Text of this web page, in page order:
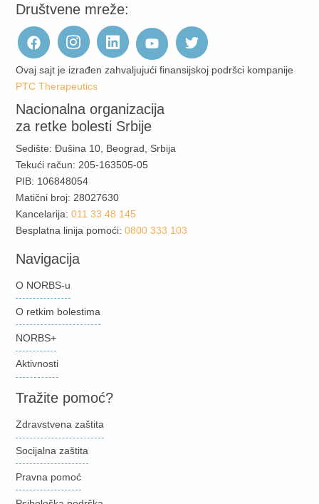
Društvene mreže:
Ovaj sajt je izrađen zahvaljujući finansijskoj podršci kompanije
PTC Therapeutics
Nacionalna organizacija
za retke bolesti Srbije
Sedište: Đušina 10, Beograd, Srbija
Tekući račun: 205-163505-05
PIB: 106848054
Matični broj: 28027630
Kancelarija: 011 33 48 145
Besplatna linija pomoći: 0800 333 103
Navigacija
O NORBS-u
O retkim bolestima
NORBS+
Aktivnosti
Tražite pomoć?
Zdravstvena zaštita
Socijalna zaštita
Pravna pomoć